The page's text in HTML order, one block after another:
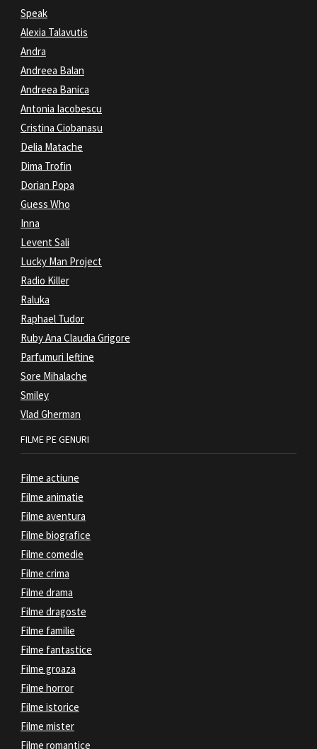
Speak
Alexia Talavutis
Andra
Andreea Balan
Andreea Banica
Antonia Iacobescu
Cristina Ciobanasu
Delia Matache
Dima Trofin
Dorian Popa
Guess Who
Inna
Levent Sali
Lucky Man Project
Radio Killer
Raluka
Raphael Tudor
Ruby Ana Claudia Grigore
Parfumuri Ieftine
Sore Mihalache
Smiley
Vlad Gherman
FILME PE GENURI
Filme actiune
Filme animatie
Filme aventura
Filme biografice
Filme comedie
Filme crima
Filme drama
Filme dragoste
Filme familie
Filme fantastice
Filme groaza
Filme horror
Filme istorice
Filme mister
Filme romantice